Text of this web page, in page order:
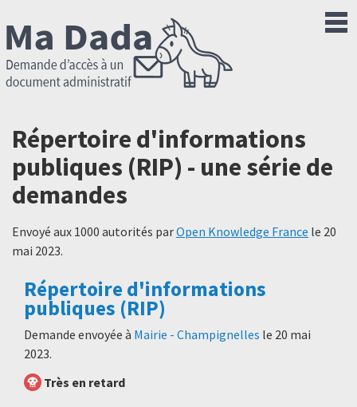
Répertoire d'informations
publiques (RIP) - une série de
demandes
Envoyé aux 1000 autorités parOpen Knowledge France le 20
mai 2023.
Répertoire d'informations
publiques (RIP)
Demande envoyée à Mairie - Champignelles le 20 mai
2023.
Très en retard